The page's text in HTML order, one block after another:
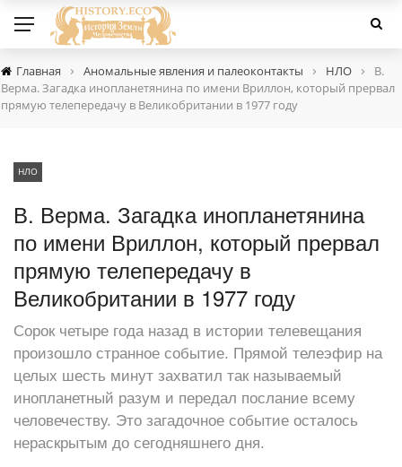
Главная › Аномальные явления и палеоконтакты › НЛО ›
В.
Верма. Загадка инопланетянина по имени Вриллон, который прервал
прямую телепередачу в Великобритании в 1977 году
НЛО
В. Верма. Загадка инопланетянина
по имени Вриллон, который прервал
прямую телепередачу в
Великобритании в 1977 году
Сорок четыре года назад в истории телевещания
произошло странное событие. Прямой телеэфир на
целых шесть минут захватил так называемый
инопланетный разум и передал послание всему
человечеству. Это загадочное событие осталось
нераскрытым до сегодняшнего дня.